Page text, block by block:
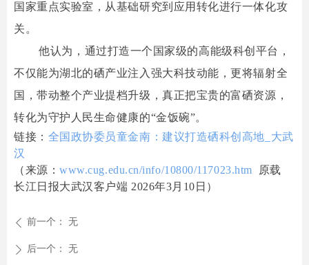
国家重点实验室，从基础研究到应用转化进行一体化攻
关。
他认为，通过打造一个国家级的高能级科创平台，
不仅能为湖北的硒产业注入强大科技动能，更将辐射全
国，带动整个产业提档升级，真正把宝贵的富硒资源，
转化为守护人民生命健康的“金饭碗”。
链接： 全国政协委员童金南：建议打造硒科创高地_大武
汉
（来源：www.cug.edu.cn/info/10800/117023.htm
原载
长江日报大武汉客户端 2026年3月10日）
ꄴ 前一个： 无
ꄲ 后一个： 无